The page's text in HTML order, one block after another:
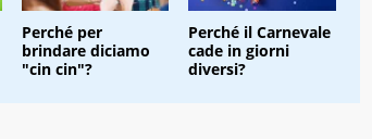
Perché per
brindare diciamo
"cin cin"?
Perché il Carnevale
cade in giorni
diversi?